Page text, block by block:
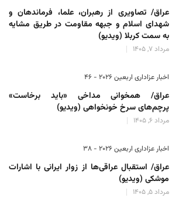
عراق/ تصاویری از رهبران، علما، فرماندهان و
شهدای اسلام و جبهه مقاومت در طریق مشایه
به سمت کربلا (ویدیو)
مرداد 7, 1405
اخبار عزاداری اربعین ۲۰۲۶ - 46
عراق/ همخوانی مداخی «باید برخاست»
پرچم‌های سرخ خونخواهی (ویدیو)
مرداد 6, 1405
اخبار عزاداری اربعین ۲۰۲۶ - 38
عراق/ استقبال عراقی‌ها از زوار ایرانی با اشارات
موشکی (ویدیو)
مرداد 5, 1405